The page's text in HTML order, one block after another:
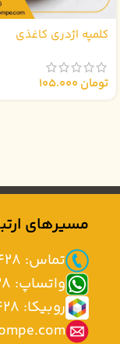
کلمپه اژدری کاغذی
تومان
مسیرهای
تماس: 09132474428
واتساپ: 09132474428
روبیکا: 09132474428